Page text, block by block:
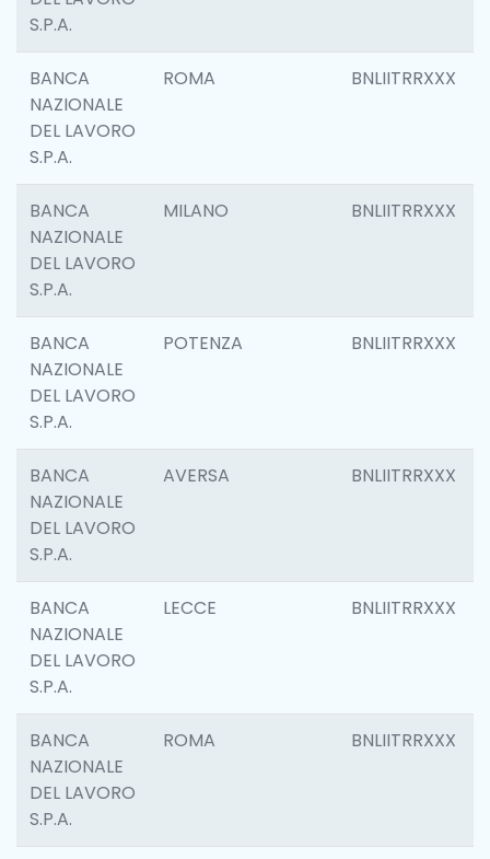
S.P.A.
BANCA
NAZIONALE
DEL LAVORO
S.P.A.
ROMA BNLIITRRXXX
BANCA
NAZIONALE
DEL LAVORO
S.P.A.
MILANO BNLIITRRXXX
BANCA
NAZIONALE
DEL LAVORO
S.P.A.
POTENZA BNLIITRRXXX
BANCA
NAZIONALE
DEL LAVORO
S.P.A.
AVERSA BNLIITRRXXX
BANCA
NAZIONALE
DEL LAVORO
S.P.A.
LECCE BNLIITRRXXX
BANCA
NAZIONALE
DEL LAVORO
S.P.A.
ROMA BNLIITRRXXX